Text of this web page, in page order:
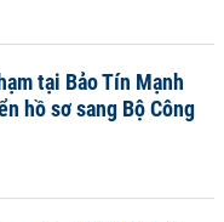
tại Bảo Tín Mạnh
hồ sơ sang Bộ Công